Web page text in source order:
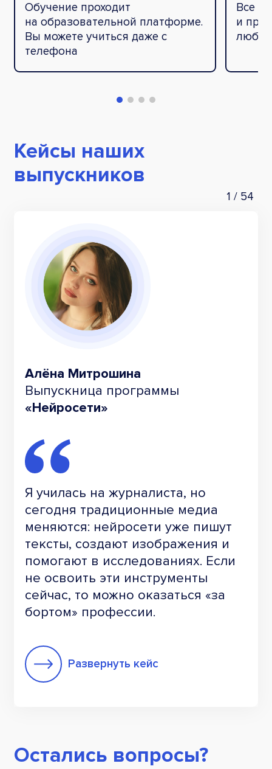
Обучение проходит
на образовательной платформе.
Вы можете учиться даже с
телефона
Все
и
Кейсы наших
выпускников
Алёна Митрошина
Выпускница программы
«Нейросети»
Я училась на журналиста, но
сегодня традиционные медиа
меняются: нейросети уже пишут
тексты, создают изображения и
помогают в исследованиях. Если
не освоить эти инструменты
сейчас, то можно оказаться «за
бортом» профессии.
Развернуть кейс
1 / 54
Остались вопросы?